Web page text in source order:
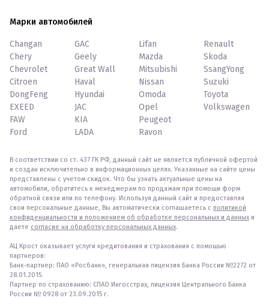
Марки автомобилей
Changan
Chery
Chevrolet
Citroen
DongFeng
EXEED
FAW
Ford
GAC
Geely
Great Wall
Haval
Hyundai
JAC
KIA
LADA
Lifan
Mazda
Mitsubishi
Nissan
Omoda
Opel
Peugeot
Ravon
Renault
Skoda
SsangYong
Suzuki
Toyota
Volkswagen
В соответствии со ст. 437 ГК РФ, данный сайт не является публичной офертой
и создан исключительно в информационных целях. Указанные на сайте цены
представлены с учетом скидок. Что бы узнать актуальные цены на
автомобили, обратитесь к менеджерам по продажам при помощи форм
обратной связи или по телефону. Используя данный сайт и предоставляя
свои персональные данные, Вы автоматически соглашаетесь с политикой
конфиденциальности и положением об обработке персональных и данных и
даете согласие на обработку персональных данных.
АЦ Крост оказывает услуги кредитования и страхования с помощью
партнеров:
Банк-партнер: ПАО «Росбанк», генеральная лицензия Банка России №2272 от
28.01.2015.
Партнер по страхованию: СПАО Ингосстрах, лицензия Центрального Банка
России № 0928 от 23.09.2015 г.